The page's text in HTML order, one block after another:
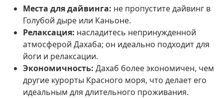
Места для дайвинга: не пропустите дайвинг в
Голубой дыре или Каньоне.
Релаксация: насладитесь непринужденной
атмосферой Дахаба; он идеально подходит для
йоги и релаксации.
Экономичность: Дахаб более экономичен, чем
другие курорты Красного моря, что делает его
идеальным для длительного проживания.